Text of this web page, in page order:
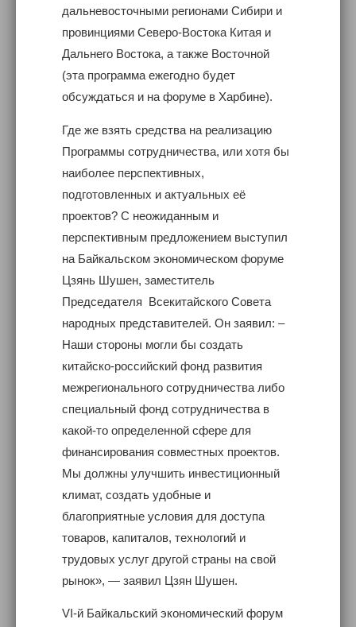
дальневосточными регионами Сибири и
провинциями Северо-Востока Китая и
Дальнего Востока, а также Восточной
(эта программа ежегодно будет
обсуждаться и на форуме в Харбине).
Где же взять средства на реализацию
Программы сотрудничества, или хотя бы
наиболее перспективных,
подготовленных и актуальных её
проектов? С неожиданным и
перспективным предложением выступил
на Байкальском экономическом форуме
Цзянь Шушен, заместитель
Председателя Всекитайского Совета
народных представителей. Он заявил: –
Наши стороны могли бы создать
китайско-российский фонд развития
межрегионального сотрудничества либо
специальный фонд сотрудничества в
какой-то определенной сфере для
финансирования совместных проектов.
Мы должны улучшить инвестиционный
климат, создать удобные и
благоприятные условия для доступа
товаров, капиталов, технологий и
трудовых услуг другой страны на свой
рынок», — заявил Цзян Шушен.
VI-й Байкальский экономический форум